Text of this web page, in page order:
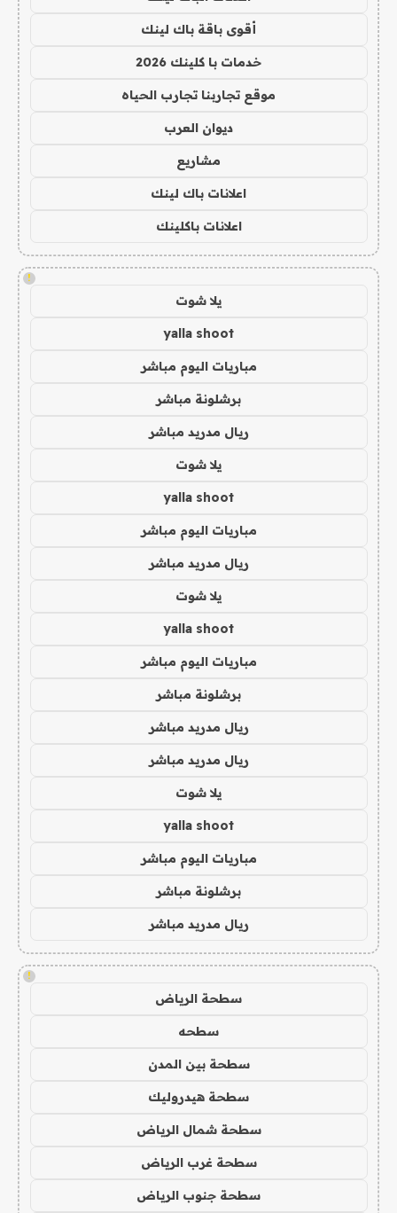
أقوى باقة باك لينك
خدمات با كلينك 2026
موقع تجاربنا تجارب الحياه
ديوان العرب
مشاريع
اعلانات باك لينك
اعلانات باكلينك
!
يلا شوت
yalla shoot
مباريات اليوم مباشر
برشلونة مباشر
ريال مدريد مباشر
يلا شوت
yalla shoot
مباريات اليوم مباشر
ريال مدريد مباشر
يلا شوت
yalla shoot
مباريات اليوم مباشر
برشلونة مباشر
ريال مدريد مباشر
ريال مدريد مباشر
يلا شوت
yalla shoot
مباريات اليوم مباشر
برشلونة مباشر
ريال مدريد مباشر
!
سطحة الرياض
سطحه
سطحة بين المدن
سطحة هيدروليك
سطحة شمال الرياض
سطحة غرب الرياض
سطحة جنوب الرياض